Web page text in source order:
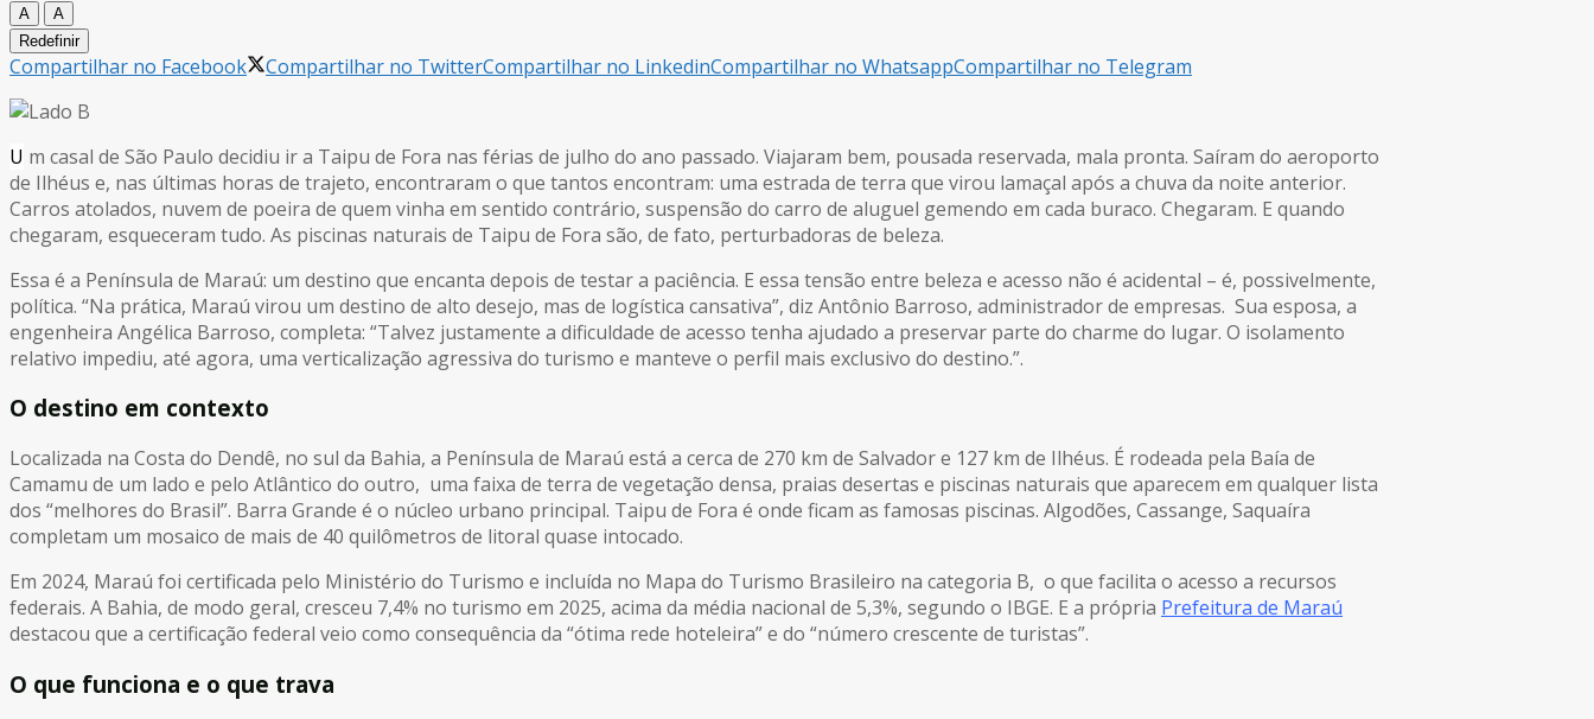
A
A
Redefinir
Compartilhar no Facebook Compartilhar no TwitterCompartilhar no LinkedinCompartilhar no WhatsappCompartilhar no Telegram
U m casal de São Paulo decidiu ir a Taipu de Fora nas férias de julho do ano passado. Viajaram bem, pousada reservada, mala pronta. Saíram do aeroporto
de Ilhéus e, nas últimas horas de trajeto, encontraram o que tantos encontram: uma estrada de terra que virou lamaçal após a chuva da noite anterior.
Carros atolados, nuvem de poeira de quem vinha em sentido contrário, suspensão do carro de aluguel gemendo em cada buraco. Chegaram. E quando
chegaram, esqueceram tudo. As piscinas naturais de Taipu de Fora são, de fato, perturbadoras de beleza.
Essa é a Península de Maraú: um destino que encanta depois de testar a paciência. E essa tensão entre beleza e acesso não é acidental – é, possivelmente,
política. “Na prática, Maraú virou um destino de alto desejo, mas de logística cansativa”, diz Antônio Barroso, administrador de empresas. Sua esposa, a
engenheira Angélica Barroso, completa: “Talvez justamente a dificuldade de acesso tenha ajudado a preservar parte do charme do lugar. O isolamento
relativo impediu, até agora, uma verticalização agressiva do turismo e manteve o perfil mais exclusivo do destino.”.
O destino em contexto
Localizada na Costa do Dendê, no sul da Bahia, a Península de Maraú está a cerca de 270 km de Salvador e 127 km de Ilhéus. É rodeada pela Baía de
Camamu de um lado e pelo Atlântico do outro, uma faixa de terra de vegetação densa, praias desertas e piscinas naturais que aparecem em qualquer lista
dos “melhores do Brasil”. Barra Grande é o núcleo urbano principal. Taipu de Fora é onde ficam as famosas piscinas. Algodões, Cassange, Saquaíra
completam um mosaico de mais de 40 quilômetros de litoral quase intocado.
Em 2024, Maraú foi certificada pelo Ministério do Turismo e incluída no Mapa do Turismo Brasileiro na categoria B, o que facilita o acesso a recursos
federais. A Bahia, de modo geral, cresceu 7,4% no turismo em 2025, acima da média nacional de 5,3%, segundo o IBGE. E a própria Prefeitura de Maraú
destacou que a certificação federal veio como consequência da “ótima rede hoteleira” e do “número crescente de turistas”.
O que funciona e o que trava